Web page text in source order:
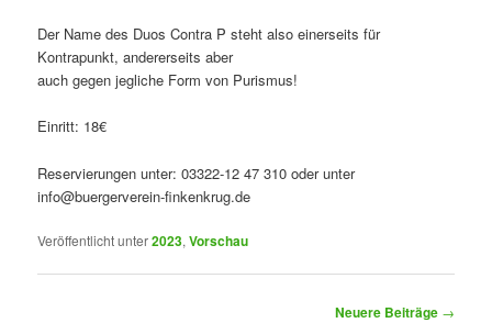
Der Name des Duos Contra P steht also einerseits für
Kontrapunkt, andererseits aber
auch gegen jegliche Form von Purismus!
Einritt: 18€
Reservierungen unter: 03322-12 47 310 oder unter
info@buergerverein-finkenkrug.de
Veröffentlicht unter2023,Vorschau
Neuere Beiträge →